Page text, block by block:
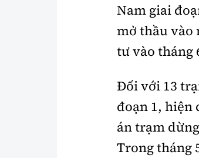
Nam giai
mở thầu vào
tư vào tháng
Đối với 13
đoạn 1, hiện
án trạm
Trong tháng